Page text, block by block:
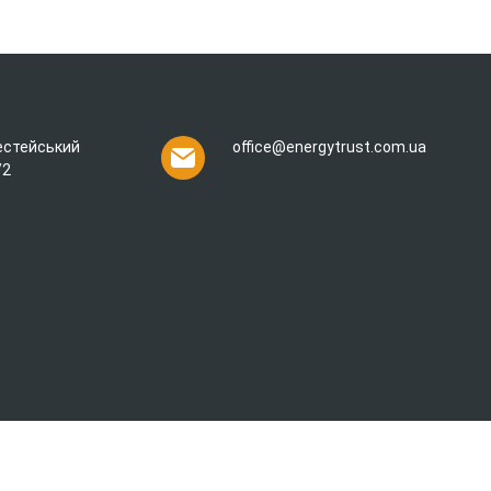
office@energytrust.com.ua